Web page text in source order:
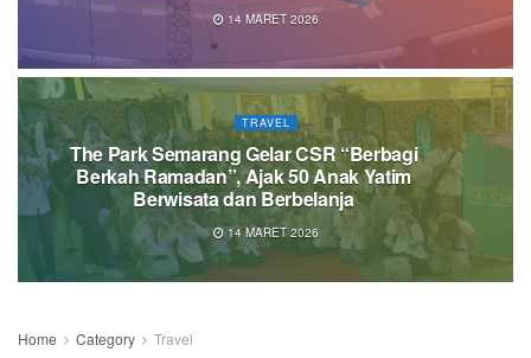
14 MARET 2026
TRAVEL
The Park Semarang Gelar CSR “Berbagi
Berkah Ramadan”, Ajak 50 Anak Yatim
Berwisata dan Berbelanja
14 MARET 2026
Home Category Travel